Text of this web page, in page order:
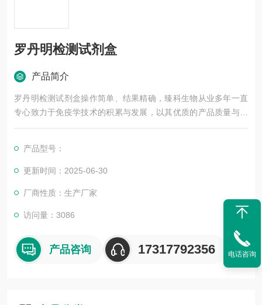
罗丹明检测试剂盒
产品简介
罗丹明检测试剂盒操作简单、结果精确，臻科生物从业多年一直
专心致力于免疫学技术的积累与发展，以其优质的产品质量与专
业的技术服务，赢得业内广大人士的认可。我司也一直和国内外
赢。
产品型号：
更新时间：2025-06-30
厂商性质：生产厂家
访问量：3086
产品咨询 17317792356 电话咨询